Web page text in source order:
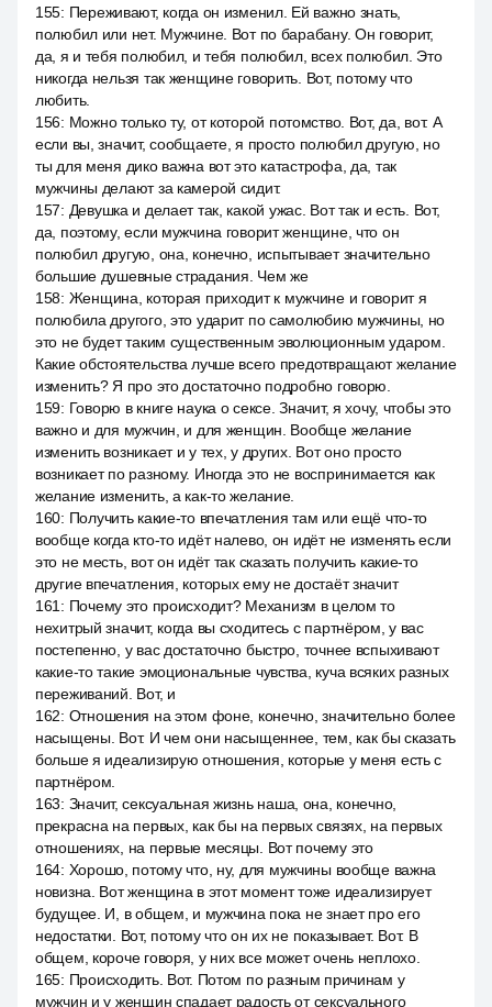
155: Переживают, когда он изменил. Ей важно знать,
полюбил или нет. Мужчине. Вот по барабану. Он говорит,
да, я и тебя полюбил, и тебя полюбил, всех полюбил. Это
никогда нельзя так женщине говорить. Вот, потому что
любить.
156: Можно только ту, от которой потомство. Вот, да, вот. А
если вы, значит, сообщаете, я просто полюбил другую, но
ты для меня дико важна вот это катастрофа, да, так
мужчины делают за камерой сидит.
157: Девушка и делает так, какой ужас. Вот так и есть. Вот,
да, поэтому, если мужчина говорит женщине, что он
полюбил другую, она, конечно, испытывает значительно
большие душевные страдания. Чем же
158: Женщина, которая приходит к мужчине и говорит я
полюбила другого, это ударит по самолюбию мужчины, но
это не будет таким существенным эволюционным ударом.
Какие обстоятельства лучше всего предотвращают желание
изменить? Я про это достаточно подробно говорю.
159: Говорю в книге наука о сексе. Значит, я хочу, чтобы это
важно и для мужчин, и для женщин. Вообще желание
изменить возникает и у тех, у других. Вот оно просто
возникает по разному. Иногда это не воспринимается как
желание изменить, а как-то желание.
160: Получить какие-то впечатления там или ещё что-то
вообще когда кто-то идёт налево, он идёт не изменять если
это не месть, вот он идёт так сказать получить какие-то
другие впечатления, которых ему не достаёт значит
161 : Почему это происходит? Механизм в целом то
нехитрый значит, когда вы сходитесь с партнёром, у вас
постепенно, у вас достаточно быстро, точнее вспыхивают
какие-то такие эмоциональные чувства, куча всяких разных
переживаний. Вот, и
162: Отношения на этом фоне, конечно, значительно более
насыщены. Вот. И чем они насыщеннее, тем, как бы сказать
больше я идеализирую отношения, которые у меня есть с
партнёром.
163: Значит, сексуальная жизнь наша, она, конечно,
прекрасна на первых, как бы на первых связях, на первых
отношениях, на первые месяцы. Вот почему это
164: Хорошо, потому что, ну, для мужчины вообще важна
новизна. Вот женщина в этот момент тоже идеализирует
будущее. И, в общем, и мужчина пока не знает про его
недостатки. Вот, потому что он их не показывает. Вот. В
общем, короче говоря, у них все может очень неплохо.
165: Происходить. Вот. Потом по разным причинам у
мужчин и у женщин спадает радость от сексуального